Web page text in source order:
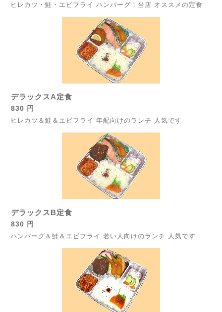
ヒレカツ・鮭・エビフライ ハンバーグ！当店 オススメの定食
デラックスA定食
830 円
ヒレカツ＆鮭＆エビフライ 年配向けのランチ 人気です
デラックスB定食
830 円
ハンバーグ＆鮭＆エビフライ 若い人向けのランチ 人気です